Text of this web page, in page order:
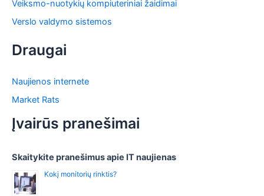
Veiksmo-nuotykių kompiuteriniai žaidimai
Verslo valdymo sistemos
Draugai
Naujienos internete
Market Rats
Įvairūs pranešimai
Skaitykite pranešimus apie IT naujienas
Kokį monitorių rinktis?